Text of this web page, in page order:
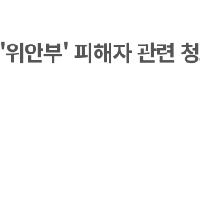
위안부' 피해자 관련